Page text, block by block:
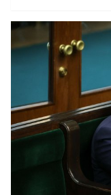
Ogólnopolski
całym kraju. To
Czarnka, dr.
że uczennice
przed siedzibą
Protest wspierają
Reformie Edukacji